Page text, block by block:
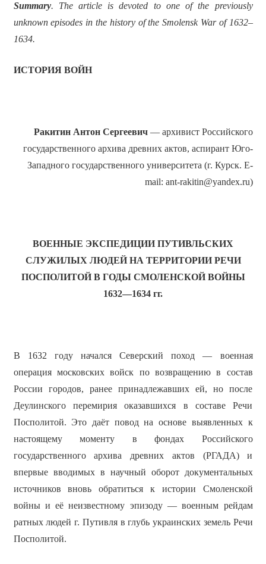
Summary. The article is devoted to one of the previously
unknown episodes in the history of the Smolensk War of 1632–
1634.
ИСТОРИЯ ВОЙН
РакитинАнтон Сергеевич — архивист Российского
государственного архива древних актов, аспирант Юго-
Западного государственного университета (г. Курск. E-
mail: ant-rakitin@yandex.ru)
ВОЕННЫЕ ЭКСПЕДИЦИИ ПУТИВЛЬСКИХ
СЛУЖИЛЫХ ЛЮДЕЙ НА ТЕРРИТОРИИ РЕЧИ
ПОСПОЛИТОЙ В ГОДЫ СМОЛЕНСКОЙ ВОЙНЫ
1632—1634 гг.
В 1632 году начался Северский поход — военная
операция московских войск по возвращению в состав
России городов, ранее принадлежавших ей, но после
Деулинского перемирия оказавшихся в составе Речи
Посполитой. Это даёт повод на основе выявленных к
настоящему моменту в фондах Российского
государственного архива древних актов (РГАДА) и
впервые вводимых в научный оборот документальных
источников вновь обратиться к истории Смоленской
войны и её неизвестному эпизоду — военным рейдам
ратных людей г. Путивля в глубь украинских земель Речи
Посполитой.